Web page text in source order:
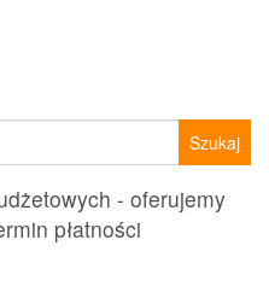
- oferujemy
płatności